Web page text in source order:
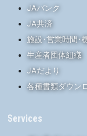
JAバンク
JA共済
施設･営業時間･
生産者団体組織
JAだより
各種書類ダウン
Services